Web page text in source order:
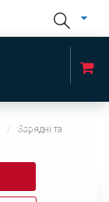
Зарядні та
x